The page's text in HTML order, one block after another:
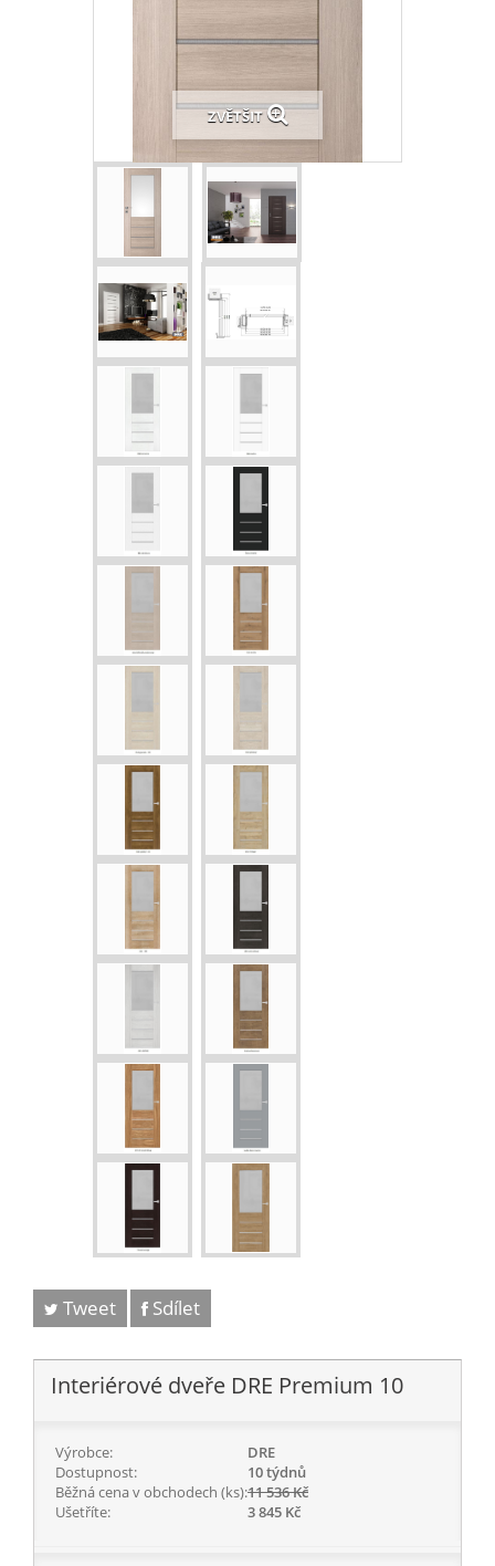
ZVĚTŠIT
Tweet Sdílet
Interiérové dveře DRE Premium 10
Výrobce:
DRE
Dostupnost:
10 týdnů
Běžná cena v obchodech (ks):11 536 Kč
Ušetříte:
3 845 Kč